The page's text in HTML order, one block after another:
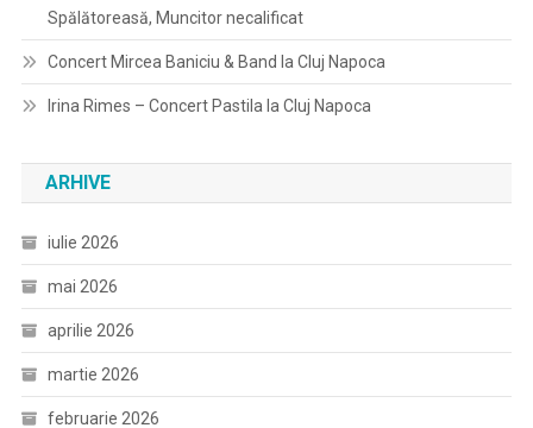
Spălătoreasă, Muncitor necalificat
Concert Mircea Baniciu & Band la Cluj Napoca
Irina Rimes – Concert Pastila la Cluj Napoca
ARHIVE
iulie 2026
mai 2026
aprilie 2026
martie 2026
februarie 2026